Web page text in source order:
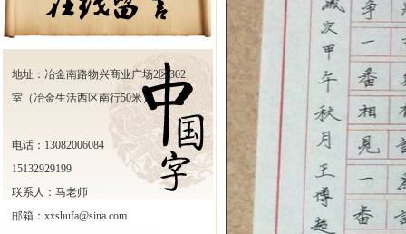
地址：冶金南路物兴商业广场2区302
室（冶金生活西区南行50米）
电话：13082006084
15132929199
联系人：马老师
邮箱：xxshufa@sina.com